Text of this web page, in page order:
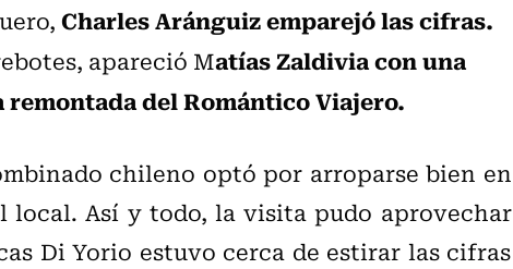
Charles Aránguiz emparejó las cifras.
apareció Matías Zaldivia con una
del Romántico Viajero.
chileno optó por arroparse bien en
Así y todo, la visita pudo aprovechar
Di Yorio estuvo cerca de estirar las cifras